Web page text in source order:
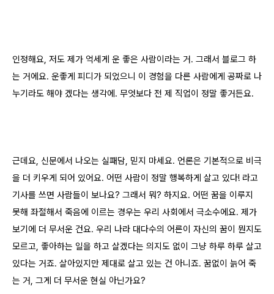
인정해요, 저도 제가 억세게 운 좋은 사람이라는 거. 그래서 블로그 하
는 거에요. 운좋게 피디가 되었으니 이 경험을 다른 사람에게 공짜로 나
누기라도 해야 겠다는 생각에. 무엇보다 전 제 직업이 정말 좋거든요.
근데요, 신문에서 나오는 실패담, 믿지 마세요. 언론은 기본적으로 비극
을 더 키우게 되어 있어요. 어떤 사람이 정말 행복하게 살고 있다! 라고
기사를 쓰면 사람들이 보나요? 그래서 뭐? 하지요. 어떤 꿈을 이루지
못해 좌절해서 죽음에 이르는 경우는 우리 사회에서 극소수에요. 제가
보기에 더 무서운 건요. 우리 나라 대다수의 어른이 자신의 꿈이 뭔지도
모르고, 좋아하는 일을 하고 살겠다는 의지도 없이 그냥 하루 하루 살고
있다는 거죠. 살아있지만 제대로 살고 있는 건 아니죠. 꿈없이 늙어 죽
는 거, 그게 더 무서운 현실 아닌가요?